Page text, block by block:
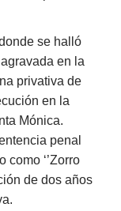
se halló
en la
privativa de
en la
Mónica.
penal
‘’Zorro
de dos años